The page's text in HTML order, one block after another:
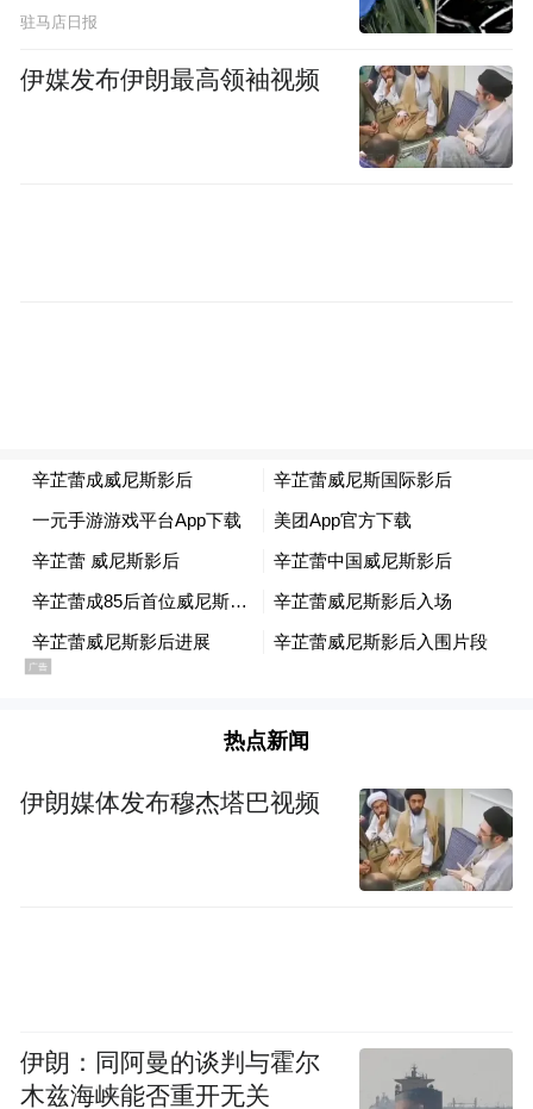
时隔近20年，叶德娴凭借《桃姐》再次为华
语女演员拿下威尼斯影后！她在片中饰演一
位忠诚的老佣人，细腻动人的表演让观众泪
崩，连评委都赞不绝口。
驻马店日报
伊媒发布伊朗最高领袖视频
热点新闻
伊朗媒体发布穆杰塔巴视频
伊朗：同阿曼的谈判与霍尔
木兹海峡能否重开无关